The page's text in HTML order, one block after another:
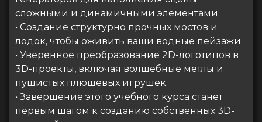
сложными и динамичными элементами.
• Создание структурно прочных мостов и
лодок, чтобы оживить ваши водные пейзажи.
• Уверенное преобразование 2D-логотипов в
3D-проекты, включая волшебные метлы и
пушистых плюшевых игрушек.
• Завершение этого учебного курса станет
первым шагом к созданию собственных 3D-